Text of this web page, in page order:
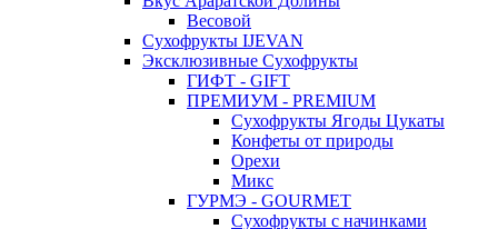
Весовой
Сухофрукты IJEVAN
Эксклюзивные Сухофрукты
ГИФТ - GIFT
ПРЕМИУМ - PREMIUM
Сухофрукты Ягоды Цукаты
Конфеты от природы
Орехи
Микс
ГУРМЭ - GOURMET
Сухофрукты с начинками